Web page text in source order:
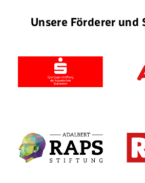
Unsere Förderer und